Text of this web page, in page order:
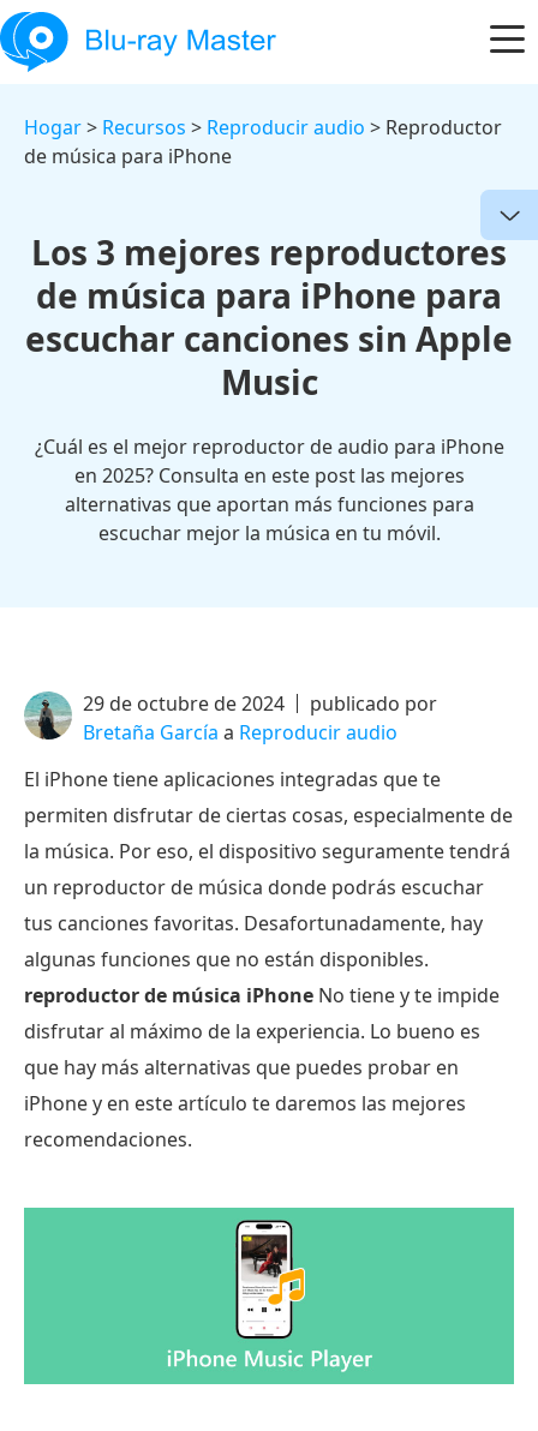
Hogar> Recursos > Reproducir audio > Reproductor
de música para iPhone
Los 3 mejores reproductores
de música para iPhone para
escuchar canciones sin Apple
Music
¿Cuál es el mejor reproductor de audio para iPhone
en 2025? Consulta en este post las mejores
alternativas que aportan más funciones para
escuchar mejor la música en tu móvil.
29 de octubre de 2024
publicado por
Bretaña García a Reproducir audio
El iPhone tiene aplicaciones integradas que te
permiten disfrutar de ciertas cosas, especialmente de
la música. Por eso, el dispositivo seguramente tendrá
un reproductor de música donde podrás escuchar
tus canciones favoritas. Desafortunadamente, hay
algunas funciones que no están disponibles.
reproductor de música iPhone No tiene y te impide
disfrutar al máximo de la experiencia. Lo bueno es
que hay más alternativas que puedes probar en
iPhone y en este artículo te daremos las mejores
recomendaciones.